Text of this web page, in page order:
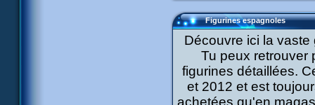
Figurines espagnoles
Découvre ici la
Tu peux retrouver
figurines détaillées.
et 2012 et est
achetées qu'en